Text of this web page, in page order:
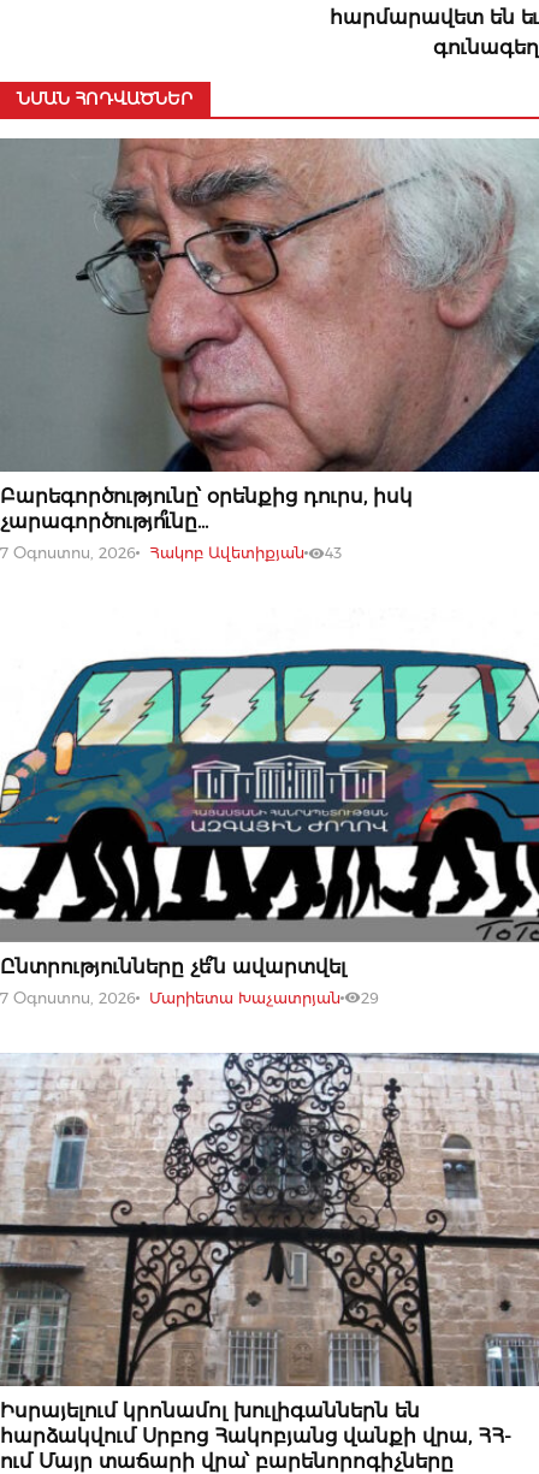
հարմարավետ են եւ
գունագեղ
ՆՄԱՆ ՀՈԴՎԱԾՆԵՐ
07 ՕԳՈՍՏՈՍԻ, 2026
Բարեգործությունը՝ օրենքից դուրս, իսկ
չարագործությո՞ւնը…
7 Օգոստոս, 2026 Հակոբ Ավետիքյան 43
07 ՕԳՈՍՏՈՍԻ, 2026
Ընտրությունները չե՞ն ավարտվել
7 Օգոստոս, 2026 Մարիետա Խաչատրյան 29
07 ՕԳՈՍՏՈՍԻ, 2026
Իսրայելում կրոնամոլ խուլիգաններն են
հարձակվում Սրբոց Հակոբյանց վանքի վրա, ՀՀ-
ում Մայր տաճարի վրա՝ բարենորոգիչները